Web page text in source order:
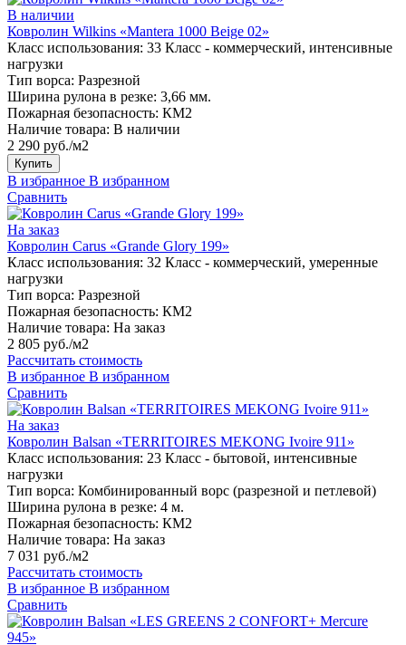
В наличии
Ковролин Wilkins «Mantera 1000 Beige 02»
Класс использования: 33 Класс - коммерческий, интенсивные
нагрузки
Тип ворса: Разрезной
Ширина рулона в резке: 3,66 мм.
Пожарная безопасность: КМ2
Наличие товара: В наличии
2 290 руб./м2
Купить
В избранное В избранном
Сравнить
На заказ
Ковролин Carus «Grande Glory 199»
Класс использования: 32 Класс - коммерческий, умеренные
нагрузки
Тип ворса: Разрезной
Пожарная безопасность: КМ2
Наличие товара: На заказ
2 805 руб./м2
Рассчитать стоимость
В избранное В избранном
Сравнить
На заказ
Ковролин Balsan «TERRITOIRES MEKONG Ivoire 911»
Класс использования: 23 Класс - бытовой, интенсивные
нагрузки
Тип ворса: Комбинированный ворс (разрезной и петлевой)
Ширина рулона в резке: 4 м.
Пожарная безопасность: КМ2
Наличие товара: На заказ
7 031 руб./м2
Рассчитать стоимость
В избранное В избранном
Сравнить